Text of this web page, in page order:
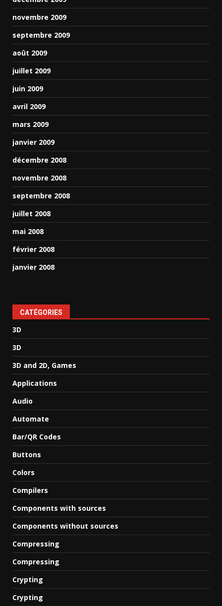
novembre 2009
septembre 2009
août 2009
juillet 2009
juin 2009
avril 2009
mars 2009
janvier 2009
décembre 2008
novembre 2008
septembre 2008
juillet 2008
mai 2008
février 2008
janvier 2008
CATÉGORIES
3D
3D
3D and 2D, Games
Applications
Audio
Automate
Bar/QR Codes
Buttons
Colors
Compilers
Components with sources
Components without sources
Compressing
Compressing
Crypting
Crypting